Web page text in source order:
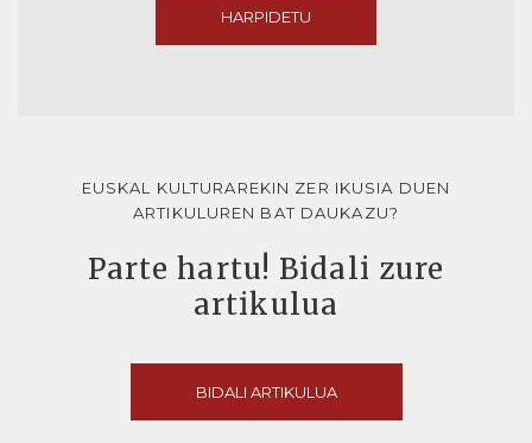
HARPIDETU
EUSKAL KULTURAREKIN ZER IKUSIA DUEN
ARTIKULUREN BAT DAUKAZU?
Parte hartu! Bidali zure
artikulua
BIDALI ARTIKULUA